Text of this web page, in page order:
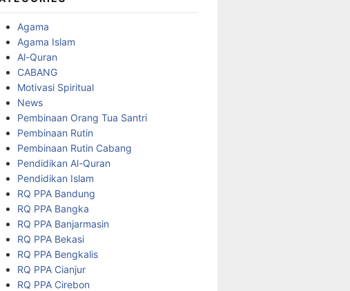
Agama
Agama Islam
Al-Quran
CABANG
Motivasi Spiritual
News
Pembinaan Orang Tua Santri
Pembinaan Rutin
Pembinaan Rutin Cabang
Pendidikan Al-Quran
Pendidikan Islam
RQ PPA Bandung
RQ PPA Bangka
RQ PPA Banjarmasin
RQ PPA Bekasi
RQ PPA Bengkalis
RQ PPA Cianjur
RQ PPA Cirebon